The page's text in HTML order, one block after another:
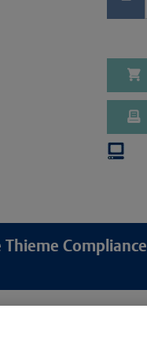
Compliance